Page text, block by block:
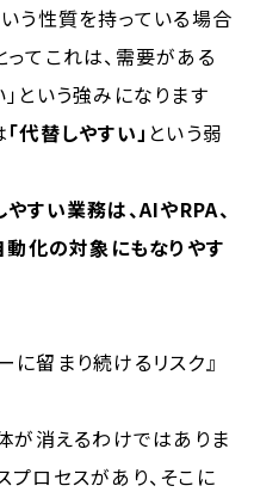
う性質を持っている場合
てこれは、需要がある
という強みになります
「代替しやすい」 という弱
すい業務は、AIやRPA、
化の対象にもなりやす
留まり続けるリスク』
が消えるわけではありま
ロセスがあり、そこに